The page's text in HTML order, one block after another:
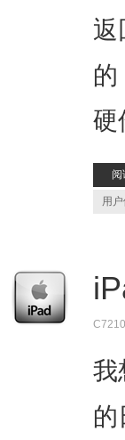
返
的
硬
阅
用
C7210
我